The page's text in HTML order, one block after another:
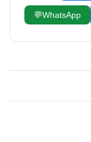
💬WhatsApp